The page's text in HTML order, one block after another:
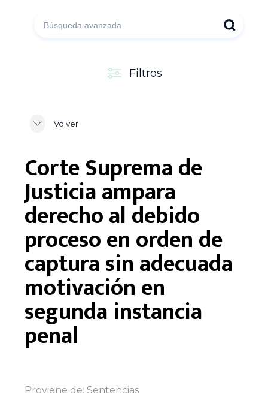
Filtros
Volver
Corte Suprema de
Justicia ampara
derecho al debido
proceso en orden de
captura sin adecuada
motivación en
segunda instancia
penal
Proviene de: Sentencias